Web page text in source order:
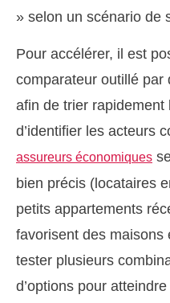
» selon un scénario de
Pour accélérer, il est
comparateur outillé par
afin de trier
d’identifier les acteurs
assureurs économiques
bien précis (locataires
petits appartements
favorisent des maisons
tester plusieurs
d’options pour